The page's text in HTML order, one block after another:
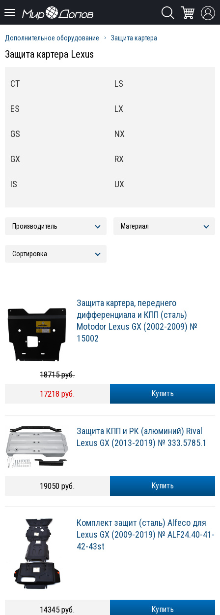
Дополнительное оборудование Защита картера
Защита картера Lexus
CT
ES
GS
GX
IS
LS
LX
NX
RX
UX
Защита картера, переднего
дифференциала и КПП (сталь)
Motodor Lexus GX (2002-2009) №
15002
Купить
18715 руб.
17218 руб.
Защита КПП и РК (алюминий) Rival
Lexus GX (2013-2019) № 333.5785.1
Купить
19050 руб.
Комплект защит (сталь) Alfeco для
Lexus GX (2009-2019) № ALF24.40-41-
42-43st
Купить
14345 руб.